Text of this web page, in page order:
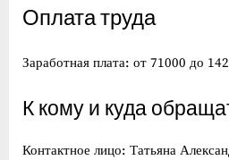
Оплата труда
Заработная плата: от 71000 до
К кому и куда
Контактное лицо: Татьяна